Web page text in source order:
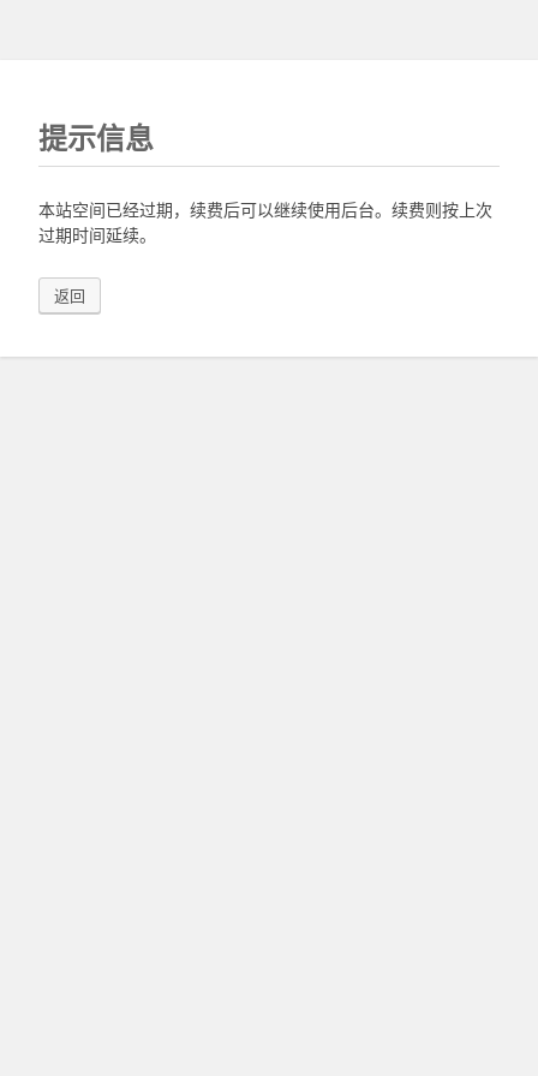
提示信息
本站空间已经过期，续费后可以继续使用后台。续费则按上次
过期时间延续。
返回